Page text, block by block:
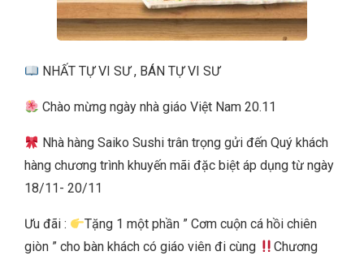
NHẤT TỰ VI SƯ , BÁN TỰ VI SƯ
Chào mừng ngày nhà giáo Việt Nam 20.11
Nhà hàng Saiko Sushi trân trọng gửi đến Quý khách
hàng chương trình khuyến mãi đặc biệt áp dụng từ ngày
18/11- 20/11
Ưu đãi :
Tặng 1 một phần ” Cơm cuộn cá hồi chiên
giòn ” cho bàn khách có giáo viên đi cùng
Chương